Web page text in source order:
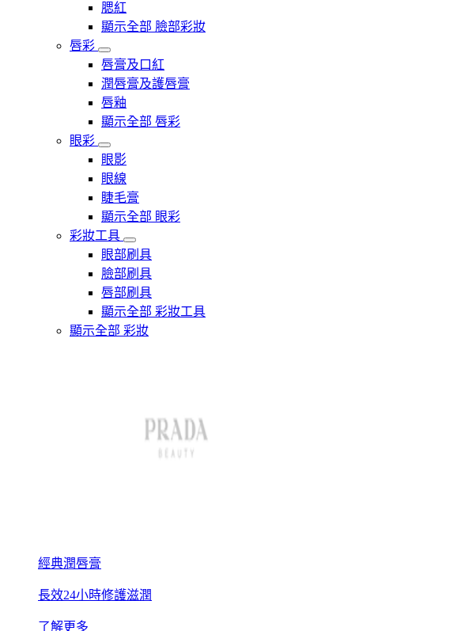
腮紅
顯示全部 臉部彩妝
唇彩
唇膏及口紅
潤唇膏及護唇膏
唇釉
顯示全部 唇彩
眼彩
眼影
眼線
睫毛膏
顯示全部 眼彩
彩妝工具
眼部刷具
臉部刷具
唇部刷具
顯示全部 彩妝工具
顯示全部 彩妝
經典潤唇膏
長效24小時修護滋潤
了解更多